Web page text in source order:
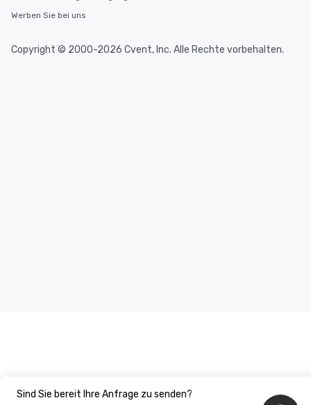
Sind Sie bereit Ihre Anfrage zu senden?
Werben Sie bei uns
Copyright © 2000-2026 Cvent, Inc. Alle Rechte vorbehalten.